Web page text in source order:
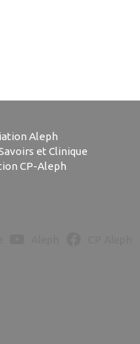
Aleph
et Clinique
CP-Aleph